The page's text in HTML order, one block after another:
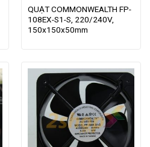
QUẠT COMMONWEALTH FP-
108EX-S1-S, 220/240V,
150x150x50mm